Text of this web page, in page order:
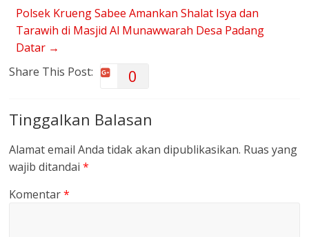
Polsek Krueng Sabee Amankan Shalat Isya dan
Tarawih di Masjid Al Munawwarah Desa Padang
Datar →
Share This Post:
0
Tinggalkan Balasan
Alamat email Anda tidak akan dipublikasikan. Ruas yang
wajib ditandai*
Komentar*